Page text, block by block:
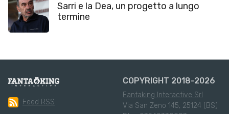
Sarri e la Dea, un progetto a lungo
termine
Feed RSS
COPYRIGHT 2018-2026
Fantaking Interactive Srl
Via San Zeno 145, 25124 (BS)